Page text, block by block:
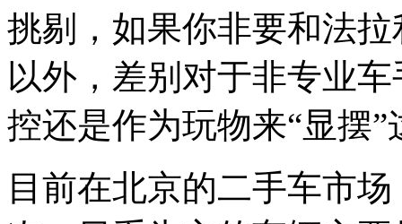
挑剔，如果你非要和法
以外，差别对于非专业
控还是作为玩物来“显摆
目前在北京的二手车市